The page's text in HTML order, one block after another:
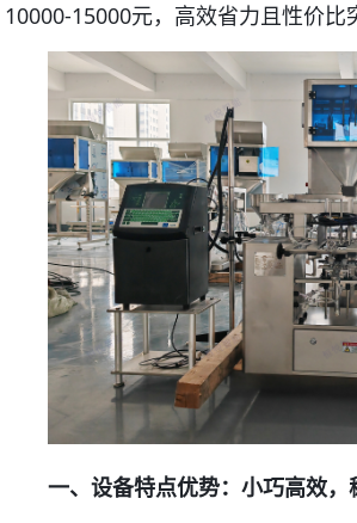
10000-15000元，高效省力且性价比
一、设备特点优势：小巧高效，